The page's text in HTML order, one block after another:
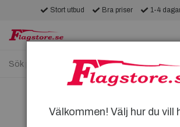
Stort utbud Bra priser 1-4
Välkommen! Välj hur du vill